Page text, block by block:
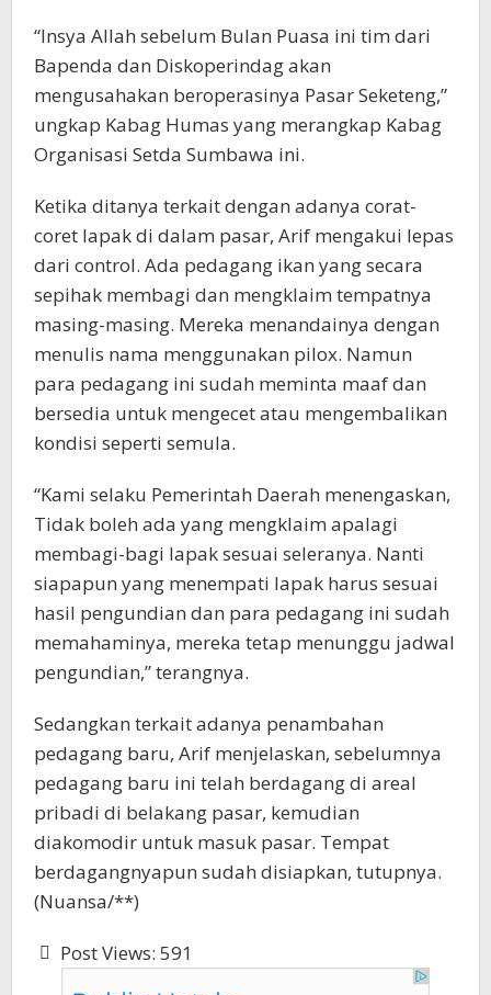
“Insya Allah sebelum Bulan Puasa ini tim dari
Bapenda dan Diskoperindag akan
mengusahakan beroperasinya Pasar Seketeng,”
ungkap Kabag Humas yang merangkap Kabag
Organisasi Setda Sumbawa ini.
Ketika ditanya terkait dengan adanya corat-
coret lapak di dalam pasar, Arif mengakui lepas
dari control. Ada pedagang ikan yang secara
sepihak membagi dan mengklaim tempatnya
masing-masing. Mereka menandainya dengan
menulis nama menggunakan pilox. Namun
para pedagang ini sudah meminta maaf dan
bersedia untuk mengecet atau mengembalikan
kondisi seperti semula.
“Kami selaku Pemerintah Daerah menengaskan,
Tidak boleh ada yang mengklaim apalagi
membagi-bagi lapak sesuai seleranya. Nanti
siapapun yang menempati lapak harus sesuai
hasil pengundian dan para pedagang ini sudah
memahaminya, mereka tetap menunggu jadwal
pengundian,” terangnya.
Sedangkan terkait adanya penambahan
pedagang baru, Arif menjelaskan, sebelumnya
pedagang baru ini telah berdagang di areal
pribadi di belakang pasar, kemudian
diakomodir untuk masuk pasar. Tempat
berdagangnyapun sudah disiapkan, tutupnya.
(Nuansa/**)
Post Views: 591